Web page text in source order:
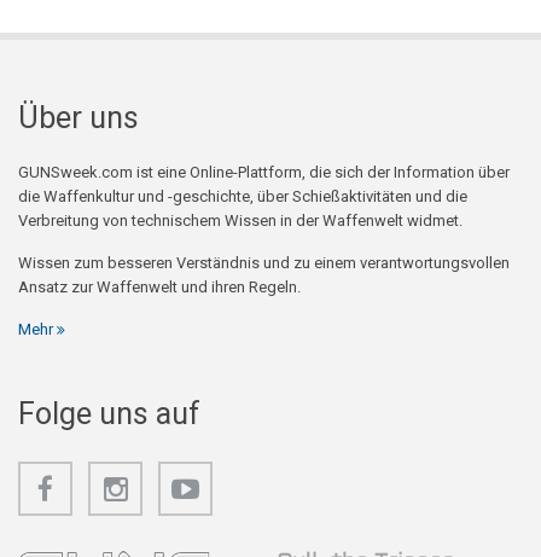
Über uns
GUNSweek.com ist eine Online-Plattform, die sich der Information über
die Waffenkultur und -geschichte, über Schießaktivitäten und die
Verbreitung von technischem Wissen in der Waffenwelt widmet.
Wissen zum besseren Verständnis und zu einem verantwortungsvollen
Ansatz zur Waffenwelt und ihren Regeln.
Mehr
Folge uns auf